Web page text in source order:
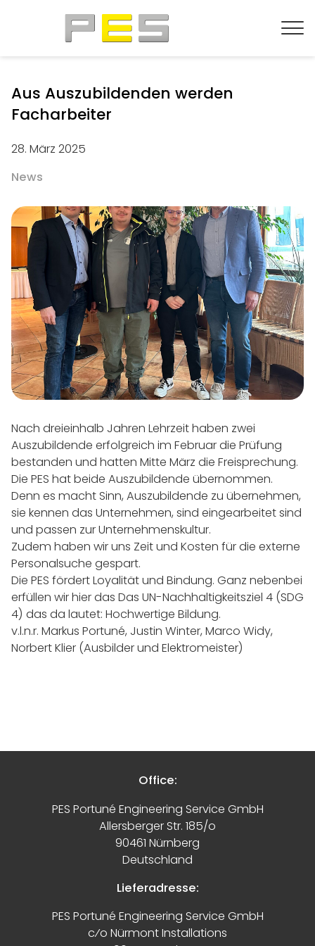
Aus Auszubildenden werden
Facharbeiter
28. März 2025
News
Nach dreieinhalb Jahren Lehrzeit haben zwei
Auszubildende erfolgreich im Februar die Prüfung
bestanden und hatten Mitte März die Freisprechung.
Die PES hat beide Auszubildende übernommen.
Denn es macht Sinn, Auszubildende zu übernehmen,
sie kennen das Unternehmen, sind eingearbeitet sind
und passen zur Unternehmenskultur.
Zudem haben wir uns Zeit und Kosten für die externe
Personalsuche gespart.
Die PES fördert Loyalität und Bindung. Ganz nebenbei
erfüllen wir hier das Das UN-Nachhaltigkeitsziel 4 (SDG
4) das da lautet: Hochwertige Bildung.
v.l.n.r. Markus Portuné, Justin Winter, Marco Widy,
Norbert Klier (Ausbilder und Elektromeister)
Office:
PES Portuné Engineering Service GmbH
Allersberger Str. 185/o
90461 Nürnberg
Deutschland
Lieferadresse:
PES Portuné Engineering Service GmbH
c⁄o Nürmont Installations